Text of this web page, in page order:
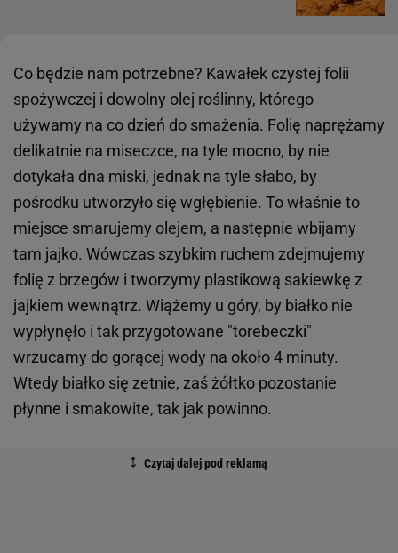
Co będzie nam potrzebne? Kawałek czystej folii
spożywczej i dowolny olej roślinny, którego
używamy na co dzień do smażenia. Folię naprężamy
delikatnie na miseczce, na tyle mocno, by nie
dotykała dna miski, jednak na tyle słabo, by
pośrodku utworzyło się wgłębienie. To właśnie to
miejsce smarujemy olejem, a następnie wbijamy
tam jajko. Wówczas szybkim ruchem zdejmujemy
folię z brzegów i tworzymy plastikową sakiewkę z
jajkiem wewnątrz. Wiążemy u góry, by białko nie
wypłynęło i tak przygotowane "torebeczki"
wrzucamy do gorącej wody na około 4 minuty.
Wtedy białko się zetnie, zaś żółtko pozostanie
płynne i smakowite, tak jak powinno.